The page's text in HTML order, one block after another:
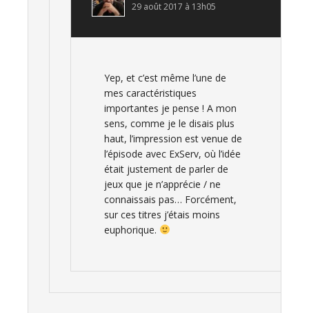
29 août 2017 à 13h05
Yep, et c’est même l’une de
mes caractéristiques
importantes je pense ! A mon
sens, comme je le disais plus
haut, l’impression est venue de
l’épisode avec ExServ, où l’idée
était justement de parler de
jeux que je n’apprécie / ne
connaissais pas… Forcément,
sur ces titres j’étais moins
euphorique.